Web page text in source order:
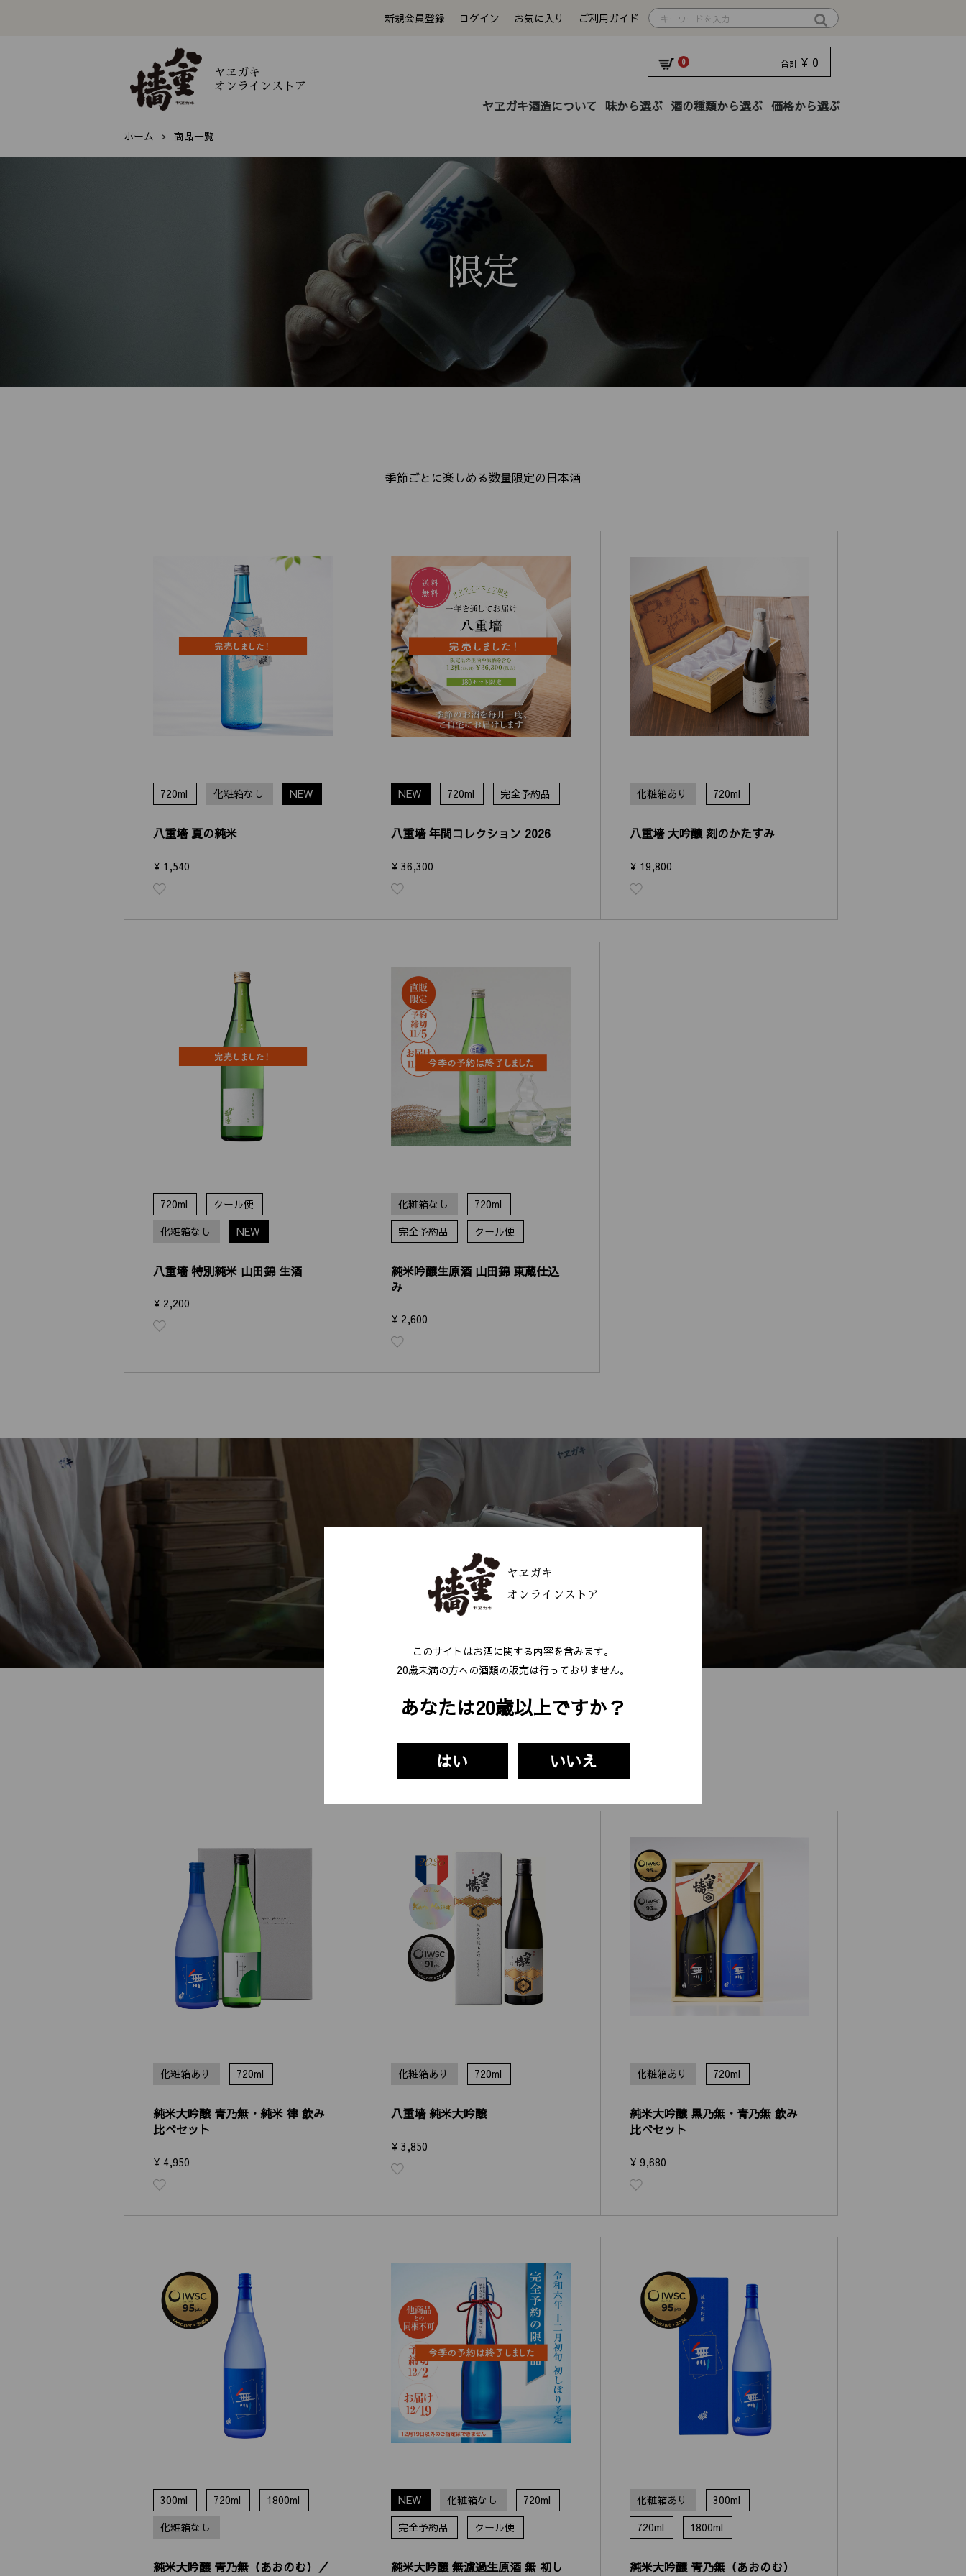
新規会員登録 ログイン お気に入り ご利用ガイド
ヤヱガキ
オンラインストア
0 合計 ¥ 0
ヤヱガキ酒造について 味から選ぶ 酒の種類から選ぶ
純米大吟醸 純米吟醸
本醸造 焼酎
限定 ギフト
価格から選ぶ
〜1,000円 1,001円〜2,000円 2,001円〜3,000円
3,001円〜5,000円 5,001円〜
ホーム 商品一覧
限定
季節ごとに楽しめる数量限定の日本酒
720ml 化粧箱なし NEW
八重墻 夏の純米
¥ 1,540
NEW 720ml 完全予約品
八重墻 年間コレクション 2026
¥ 36,300
化粧箱あり 720ml
八重墻 大吟醸 刻のかたすみ
¥ 19,800
720ml
クール便
化粧箱なし
NEW
八重墻 特別純米 山田錦 生酒
¥ 2,200
化粧箱なし
720ml
完全予約品
クール便
純米吟醸生原酒 山田錦 東蔵仕込
み
¥ 2,600
純米大吟醸
精米歩合50%以下の米と水だけで造った日本酒
化粧箱あり 720ml
純米大吟醸 青乃無・純米 律 飲み
比べセット
¥ 4,950
化粧箱あり 720ml
八重墻 純米大吟醸
¥ 3,850
化粧箱あり 720ml
純米大吟醸 黒乃無・青乃無 飲み
比べセット
¥ 9,680
300ml 720ml
1800ml
化粧箱なし
純米大吟醸 青乃無（あおのむ）／
NEW 化粧箱なし
720ml
完全予約品
クール便
純米大吟醸 無濾過生原酒 無 初し
化粧箱あり
300ml
720ml
1800ml
純米大吟醸 青乃無（あおのむ）
ヤヱガキ
オンラインストア
このサイトはお酒に関する内容を含みます。
20歳未満の⽅への酒類の販売は⾏っておりません。
あなたは20歳以上ですか？
はい いいえ